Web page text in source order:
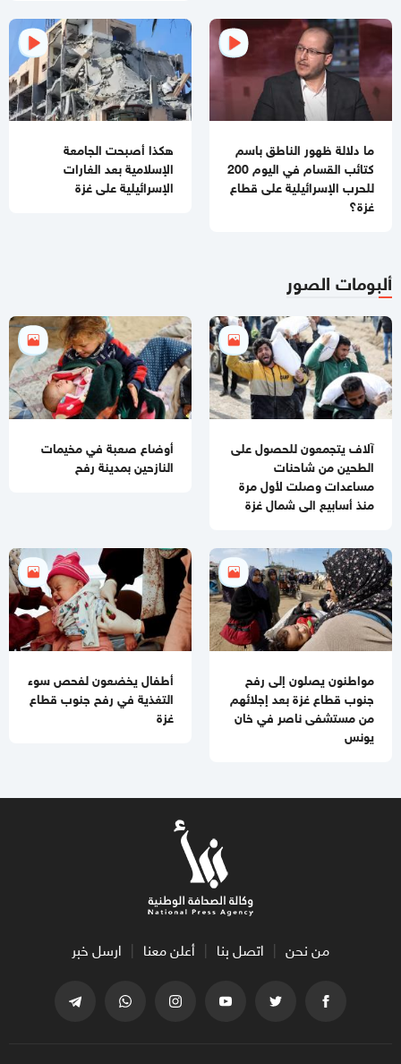
11:54 صباحا
منع إدخال المستلزمات الطبية يفاقم انهيار القطاع الصحي في غزة
11:32 صباحا
تحذيرات إسرائيلية من نقص حاد في الصواريخ الاعتراضية
11:07 صباحا
باسم نعيم: حماس لا تزال في انتظار رد رسمي من ملادينوف حول
خارطة الطريق
11:06 مساءاً
11:00 مساءاً
مصادر عسكرية: "إسرائيل" تقيّد الاغتيالات في غزة تمهيدًا لوقف
الهجمات 14 يومًا
ما دلالة ظهور الناطق باسم
كتائب القسام في اليوم 200
للحرب الإسرائيلية على قطاع
غزة؟
هكذا أصبحت الجامعة
الإسلامية بعد الغارات
الإسرائيلية على غزة
ألبومات الصور
آلاف يتجمعون للحصول على
الطحين من شاحنات
مساعدات وصلت لأول مرة
منذ أسابيع الى شمال غزة
أوضاع صعبة في مخيمات
النازحين بمدينة رفح
مواطنون يصلون إلى رفح
جنوب قطاع غزة بعد إجلائهم
من مستشفى ناصر في خان
يونس
أطفال يخضعون لفحص سوء
التغذية في رفح جنوب قطاع
غزة
من نحن اتصل بنا أعلن معنا ارسل خبر